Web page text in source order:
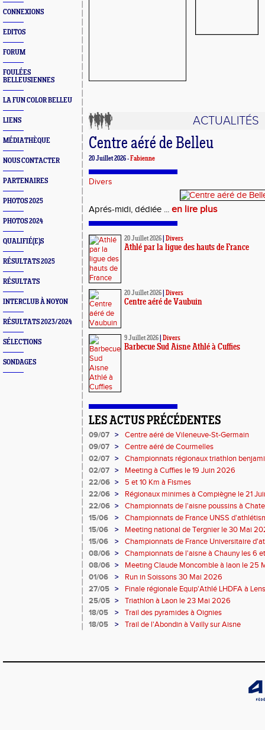
CONNEXIONS
EDITOS
FORUM
FOULÉES
BELLEUSIENNES
LA FUN COLOR BELLEU
LIENS
MÉDIATHÈQUE
NOUS CONTACTER
PARTENAIRES
PHOTOS 2025
PHOTOS 2024
QUALIFIÉ(E)S
RÉSULTATS 2025
RÉSULTATS
INTERCLUB À NOYON
RÉSULTATS 2023/2024
SÉLECTIONS
SONDAGES
ACTUALITÉS
Centre aéré de Belleu
20 Juillet 2026 -Fabienne
Divers
Aprés-midi, dédiée ... en lire plus
20 Juillet 2026 Divers
Athlé par la ligue des hauts de France
20 Juillet 2026 Divers
Centre aéré de Vaubuin
9 Juillet 2026 Divers
Barbecue Sud Aisne Athlé à Cuffies
LES ACTUS PRÉCÉDENTES
09/07 >
Centre aéré de Vileneuve-St-Germain
09/07 >
Centre aéré de Courmelles
02/07 >
Championnats régionaux triathlon
2026
02/07 >
Meeting à Cuffies le 19 Juin 2026
22/06 >
5 et 10 Km à Fismes
22/06 >
Régionaux minimes à Compiègne le 21
22/06 >
Championnats de l'aisne poussins à
2026
15/06 >
Championnats de France UNSS
15/06
>
Meeting national de Tergnier le 30 Mai
15/06
>
Championnats de France Universitaire
2026
08/06 >
Championnats de l'aisne à Chauny les 6
08/06 >
Meeting Claude Moncomble à laon le 25
01/06
>
Run in Soissons 30 Mai 2026
27/05 >
Finale régionale Equip'Athlé LHDFA à
25/05 >
Triathlon à Laon le 23 Mai 2026
18/05
>
Trail des pyramides à Oignies
18/05
> Trail de l'Abondin à Vailly sur Aisne